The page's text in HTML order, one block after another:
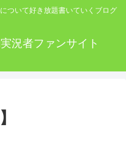
ついて好き放題書いていくブログ
況者ファンサイト